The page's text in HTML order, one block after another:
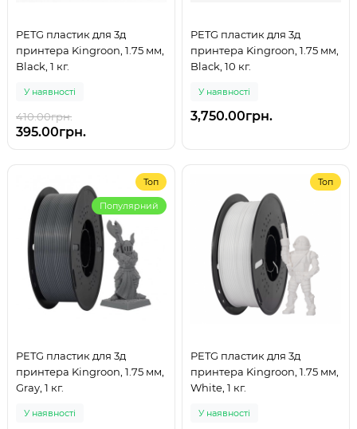
PETG пластик для 3д
принтера Kingroon, 1.75 мм,
Black, 1 кг.
У наявності
410.00грн.
395.00грн.
PETG пластик для 3д
принтера Kingroon, 1.75 мм,
Black, 10 кг.
У наявності
3,750.00грн.
Топ
Популярний
PETG пластик для 3д
принтера Kingroon, 1.75 мм,
Gray, 1 кг.
У наявності
Топ
PETG пластик для 3д
принтера Kingroon, 1.75 мм,
White, 1 кг.
У наявності